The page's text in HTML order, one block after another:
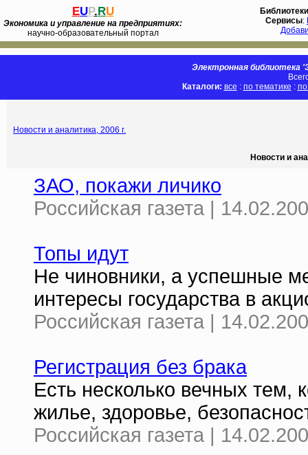
EUP.RU
Экономика и управление на предприятиях:
научно-образовательный портал
Библиотеки
Сервисы:
Электронная библиотека
Каталоги: все : по тематике :
Новости и аналитика, 2006 г.
Новости и
ЗАО, покажи личико
Российская газета |
Топы идут
Не чиновники, а успешные
интересы государства в
Российская газета |
Регистрация без брака
Есть несколько вечных тем,
жилье, здоровье,
Российская газета |